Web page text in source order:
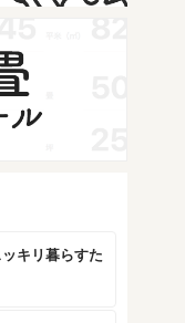
キリ暮らすた